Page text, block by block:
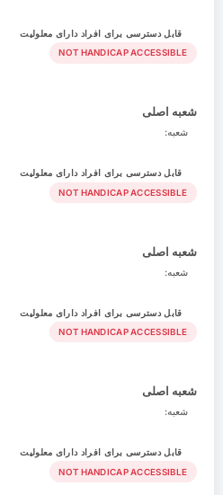
قابل دسترسی برای افراد دارای معلولیت
NOT HANDICAP ACCESSIBLE
شعبه اصلی
شعبه:
قابل دسترسی برای افراد دارای معلولیت
NOT HANDICAP ACCESSIBLE
شعبه اصلی
شعبه:
قابل دسترسی برای افراد دارای معلولیت
NOT HANDICAP ACCESSIBLE
شعبه اصلی
شعبه:
قابل دسترسی برای افراد دارای معلولیت
NOT HANDICAP ACCESSIBLE